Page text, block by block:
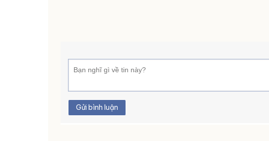
Gửi bình luận